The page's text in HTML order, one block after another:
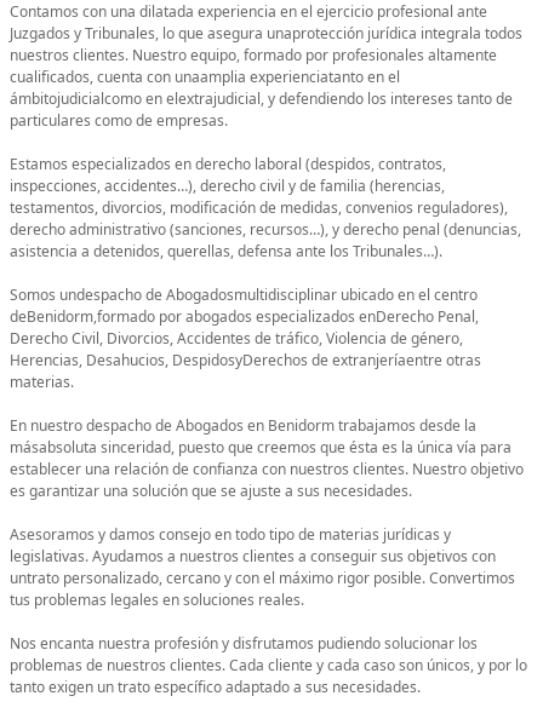
Contamos con una dilatada experiencia en el ejercicio profesional ante
Juzgados y Tribunales, lo que asegura unaprotección jurídica integrala todos
nuestros clientes. Nuestro equipo, formado por profesionales altamente
cualificados, cuenta con unaamplia experienciatanto en el
ámbitojudicialcomo en elextrajudicial, y defendiendo los intereses tanto de
particulares como de empresas.
Estamos especializados en derecho laboral (despidos, contratos,
inspecciones, accidentes…), derecho civil y de familia (herencias,
testamentos, divorcios, modificación de medidas, convenios reguladores),
derecho administrativo (sanciones, recursos…), y derecho penal (denuncias,
asistencia a detenidos, querellas, defensa ante los Tribunales…).
Somos undespacho de Abogadosmultidisciplinar ubicado en el centro
deBenidorm,formado por abogados especializados enDerecho Penal,
Derecho Civil, Divorcios, Accidentes de tráfico, Violencia de género,
Herencias, Desahucios, DespidosyDerechos de extranjeríaentre otras
materias.
En nuestro despacho de Abogados en Benidorm trabajamos desde la
másabsoluta sinceridad, puesto que creemos que ésta es la única vía para
establecer una relación de confianza con nuestros clientes. Nuestro objetivo
es garantizar una solución que se ajuste a sus necesidades.
Asesoramos y damos consejo en todo tipo de materias jurídicas y
legislativas. Ayudamos a nuestros clientes a conseguir sus objetivos con
untrato personalizado, cercano y con el máximo rigor posible. Convertimos
tus problemas legales en soluciones reales.
Nos encanta nuestra profesión y disfrutamos pudiendo solucionar los
problemas de nuestros clientes. Cada cliente y cada caso son únicos, y por lo
tanto exigen un trato específico adaptado a sus necesidades.